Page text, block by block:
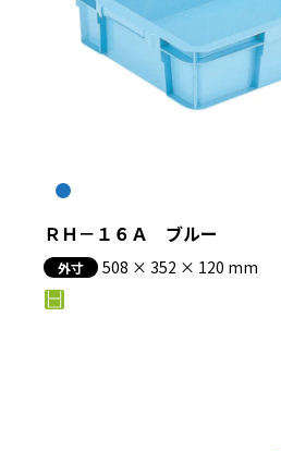
ＲＨ－１６Ａ ブルー
外寸 508 × 352 × 120 mm